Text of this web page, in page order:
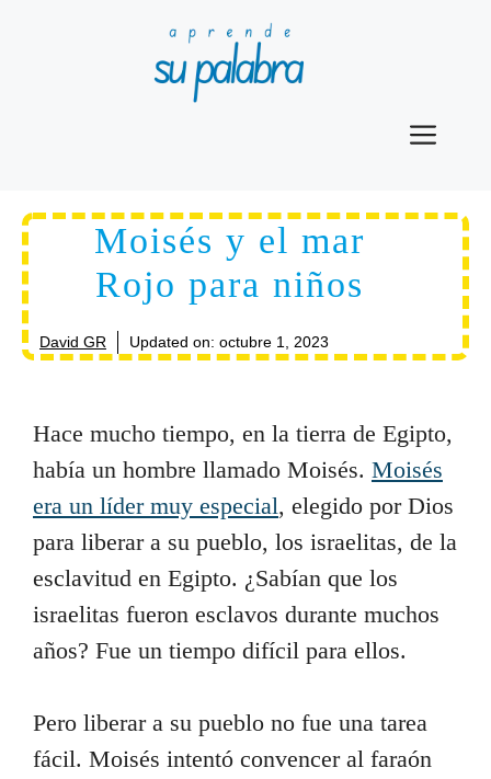
Moisés y el mar
Rojo para niños
David GR Updated on: octubre 1, 2023
Hace mucho tiempo, en la tierra de Egipto,
había un hombre llamado Moisés. Moisés
era un líder muy especial, elegido por Dios
para liberar a su pueblo, los israelitas, de la
esclavitud en Egipto. ¿Sabían que los
israelitas fueron esclavos durante muchos
años? Fue un tiempo difícil para ellos.
Pero liberar a su pueblo no fue una tarea
fácil. Moisés intentó convencer al faraón